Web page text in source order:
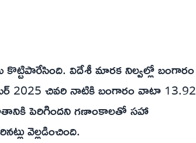
కొట్టిపారేసింది. విదేశీ మారక నిల్వల్లో బంగారం
2025 చివరి నాటికి బంగారం వాటా 13.92
పెరిగిందని గణాంకాలతో సహా
వెల్లడించింది.